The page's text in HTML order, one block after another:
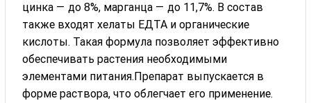
цинка — до 8%, марганца — до 11,7%. В состав
также входят хелаты ЕДТА и органические
кислоты. Такая формула позволяет эффективно
обеспечивать растения необходимыми
элементами питания.Препарат выпускается в
форме раствора, что облегчает его применение.